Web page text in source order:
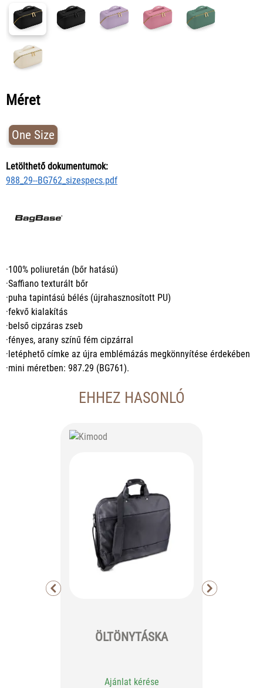
Méret
One Size
Letölthető dokumentumok:
988_29--BG762_sizespecs.pdf
·100% poliuretán (bőr hatású)
·Saffiano texturált bőr
·puha tapintású bélés (újrahasznosított PU)
·fekvő kialakítás
·belső cipzáras zseb
·fényes, arany színű fém cipzárral
·letéphető címke az újra emblémázás megkönnyítése érdekében
·mini méretben: 987.29 (BG761).
EHHEZ HASONLÓ
ÖLTÖNYTÁSKA
Ajánlat kérése